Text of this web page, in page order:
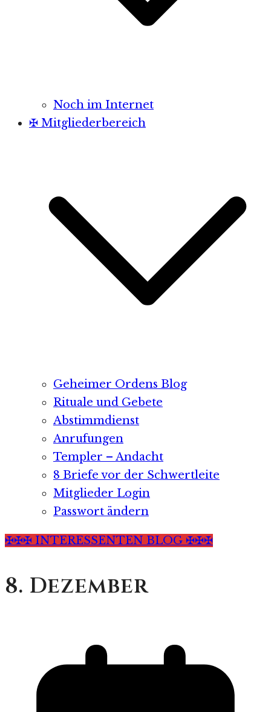
Noch im Internet
✠ Mitgliederbereich
Geheimer Ordens Blog
Rituale und Gebete
Abstimmdienst
Anrufungen
Templer – Andacht
8 Briefe vor der Schwertleite
Mitglieder Login
Passwort ändern
✠✠✠ INTERESSENTEN BLOG ✠✠✠
8. Dezember